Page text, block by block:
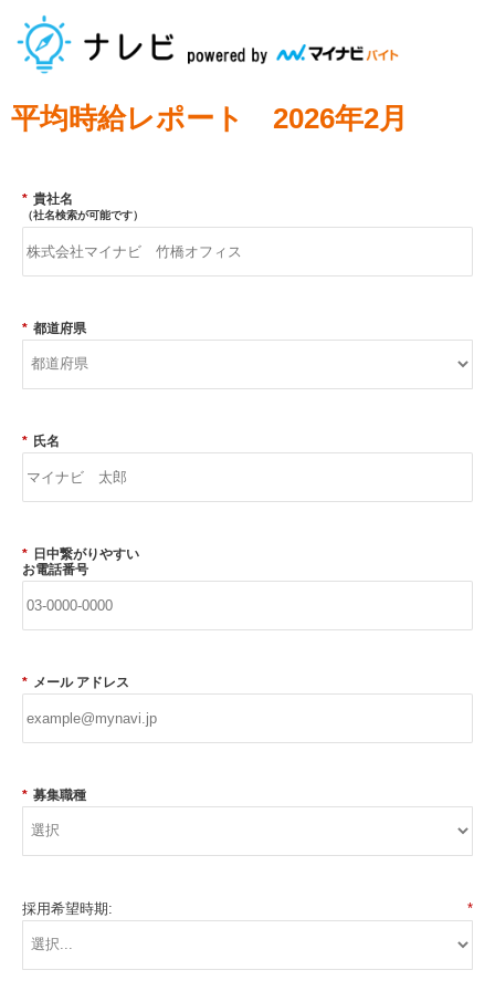
平均時給レポート 2026年2月
* 貴社名
（社名検索が可能です）
* 都道府県
* 氏名
* 日中繋がりやすい
お電話番号
* メール アドレス
* 募集職種
*
採用希望時期: